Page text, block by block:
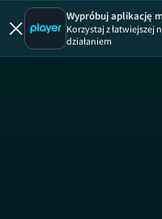
Wypróbuj aplikację
Korzystaj z łatwiejszej
działaniem